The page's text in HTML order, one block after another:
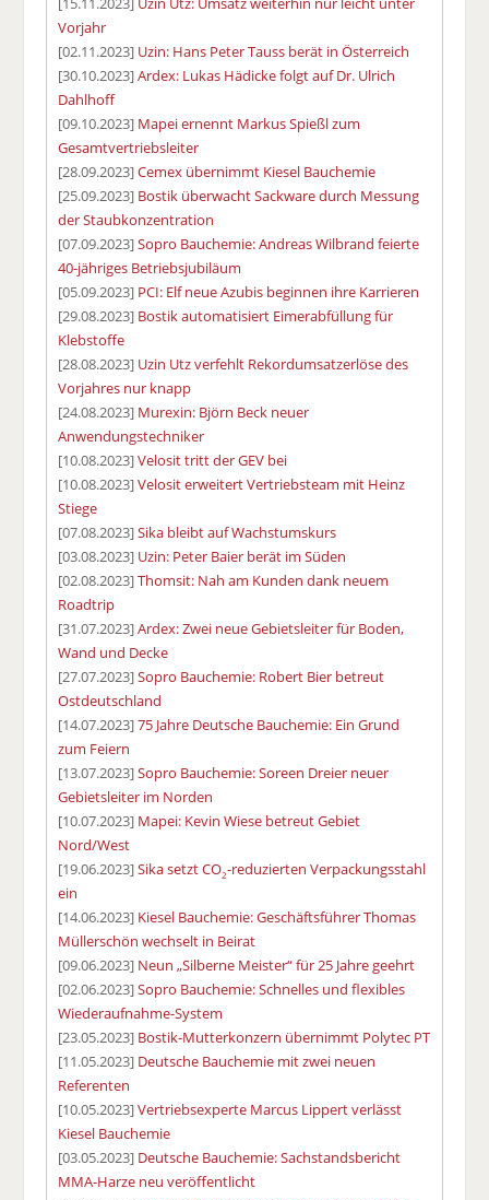
Vorjahr
[02.11.2023] Uzin: Hans Peter Tauss berät in Österreich
[30.10.2023]Ardex: Lukas Hädicke folgt auf Dr. Ulrich
Dahlhoff
[09.10.2023] Mapei ernennt Markus Spießl zum
Gesamtvertriebsleiter
[28.09.2023]Cemex übernimmt Kiesel Bauchemie
[25.09.2023] Bostik überwacht Sackware durch Messung
der Staubkonzentration
[07.09.2023]Sopro Bauchemie: Andreas Wilbrand feierte
40-jähriges Betriebsjubiläum
[05.09.2023] PCI: Elf neue Azubis beginnen ihre Karrieren
[29.08.2023] Bostik automatisiert Eimerabfüllung für
Klebstoffe
[28.08.2023] Uzin Utz verfehlt Rekordumsatzerlöse des
Vorjahres nur knapp
[24.08.2023] Murexin: Björn Beck neuer
Anwendungstechniker
[10.08.2023]Velosit tritt der GEV bei
[10.08.2023]Velosit erweitert Vertriebsteam mit Heinz
Stiege
[07.08.2023]Sika bleibt auf Wachstumskurs
[03.08.2023] Uzin: Peter Baier berät im Süden
[02.08.2023]Thomsit: Nah am Kunden dank neuem
Roadtrip
[31.07.2023]Ardex: Zwei neue Gebietsleiter für Boden,
Wand und Decke
[27.07.2023]Sopro Bauchemie: Robert Bier betreut
Ostdeutschland
[14.07.2023]75 Jahre Deutsche Bauchemie: Ein Grund
zum Feiern
[13.07.2023]Sopro Bauchemie: Soreen Dreier neuer
Gebietsleiter im Norden
[10.07.2023] Mapei: Kevin Wiese betreut Gebiet
Nord/West
[19.06.2023]Sika setzt CO2-reduzierten Verpackungsstahl
ein
[14.06.2023] Kiesel Bauchemie: Geschäftsführer Thomas
Müllerschön wechselt in Beirat
[09.06.2023] Neun „Silberne Meister“ für 25 Jahre geehrt
[02.06.2023]Sopro Bauchemie: Schnelles und flexibles
Wiederaufnahme-System
[23.05.2023] Bostik-Mutterkonzern übernimmt Polytec PT
[11.05.2023] Deutsche Bauchemie mit zwei neuen
Referenten
[10.05.2023]Vertriebsexperte Marcus Lippert verlässt
Kiesel Bauchemie
[03.05.2023] Deutsche Bauchemie: Sachstandsbericht
MMA-Harze neu veröffentlicht